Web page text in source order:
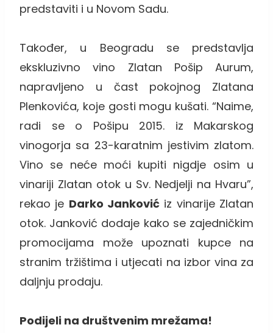
predstaviti i u Novom Sadu.
Također, u Beogradu se predstavlja
ekskluzivno vino Zlatan Pošip Aurum,
napravljeno u čast pokojnog Zlatana
Plenkovića, koje gosti mogu kušati. “Naime,
radi se o Pošipu 2015. iz Makarskog
vinogorja sa 23-karatnim jestivim zlatom.
Vino se neće moći kupiti nigdje osim u
vinariji Zlatan otok u Sv. Nedjelji na Hvaru”,
rekao je Darko Janković iz vinarije Zlatan
otok. Janković dodaje kako se zajedničkim
promocijama može upoznati kupce na
stranim tržištima i utjecati na izbor vina za
daljnju prodaju.
Podijeli na društvenim mrežama!